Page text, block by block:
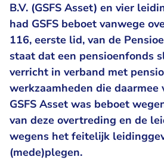
B.V. (GSFS Asset) en vier
had GSFS beboet vanwege
116, eerste lid, van de
staat dat een pensioenfonds
verricht in verband met
werkzaamheden die daarmee
GSFS Asset was beboet
van deze overtreding en de
wegens het feitelijk
(mede)plegen.